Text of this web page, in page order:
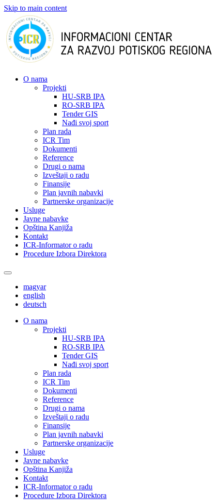
Skip to main content
О nama
Projekti
HU-SRB IPA
RO-SRB IPA
Tender GIS
Nađi svoj sport
Plan rada
ICR Tim
Dokumenti
Reference
Drugi o nama
Izveštaji o radu
Finansije
Plan javnih nabavki
Partnerske organizacije
Usluge
Javne nabavke
Opština Kanjiža
Kontakt
ICR-Informator o radu
Procedure Izbora Direktora
magyar
english
deutsch
О nama
Projekti
HU-SRB IPA
RO-SRB IPA
Tender GIS
Nađi svoj sport
Plan rada
ICR Tim
Dokumenti
Reference
Drugi o nama
Izveštaji o radu
Finansije
Plan javnih nabavki
Partnerske organizacije
Usluge
Javne nabavke
Opština Kanjiža
Kontakt
ICR-Informator o radu
Procedure Izbora Direktora